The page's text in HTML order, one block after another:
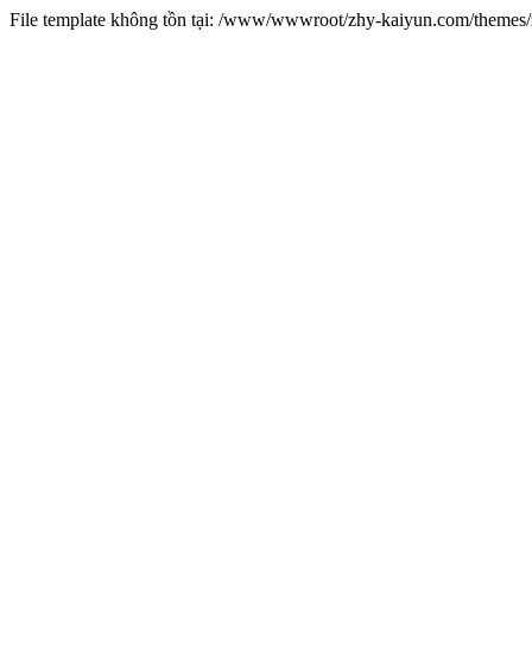
File template không tồn tại: /www/wwwroot/zhy-kaiyun.com/